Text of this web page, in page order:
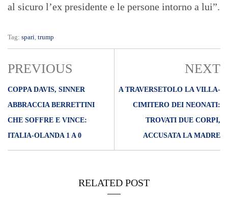
al sicuro l’ex presidente e le persone intorno a lui”.
Tag: spari trump
PREVIOUS
COPPA DAVIS, SINNER
ABBRACCIA BERRETTINI
CHE SOFFRE E VINCE:
ITALIA-OLANDA 1 A 0
NEXT
A TRAVERSETOLO LA VILLA-
CIMITERO DEI NEONATI:
TROVATI DUE CORPI,
ACCUSATA LA MADRE
RELATED POST